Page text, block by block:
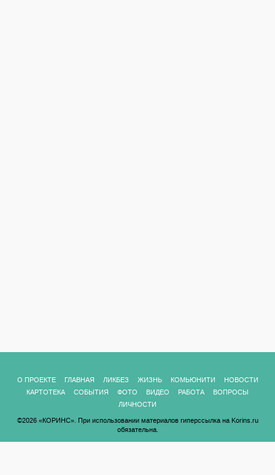
О ПРОЕКТЕ ГЛАВНАЯ ЛИКБЕЗ ЖИЗНЬ КОМЬЮНИТИ
НОВОСТИ
КАРТОТЕКА
СОБЫТИЯ ФОТО ВИДЕО РАБОТА
ВОПРОСЫ
ЛИЧНОСТИ
©2026 «КОРИНС». При использовании материалов гиперссылка на Korins.ru
обязательна.